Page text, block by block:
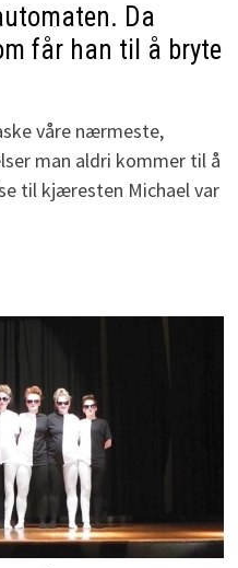
Da
får han til å bryte
våre nærmeste,
man aldri kommer til å
til kjæresten Michael var